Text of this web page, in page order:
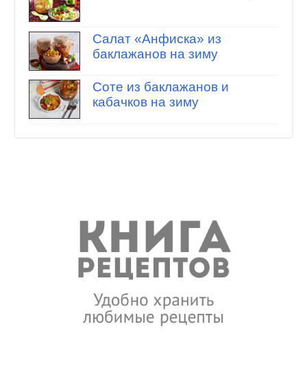
Салат «Анфиска» из
баклажанов на зиму
Соте из баклажанов и
кабачков на зиму